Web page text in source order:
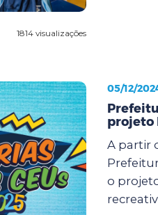
1814 visualizações
05/12/
projeto
A partir
o